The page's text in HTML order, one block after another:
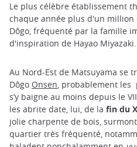
Le plus célèbre établissement
chaque année plus d'un million
Dôgo, fréquenté par la famille
d'inspiration de Hayao Miyazaki.
Au Nord-Est de Matsuyama se
Dôgo Onsen, probablement les
s’y baigne au moins depuis le
les abrite date, lui, de la fin du
jolie charpente de bois,
quartier très fréquenté,